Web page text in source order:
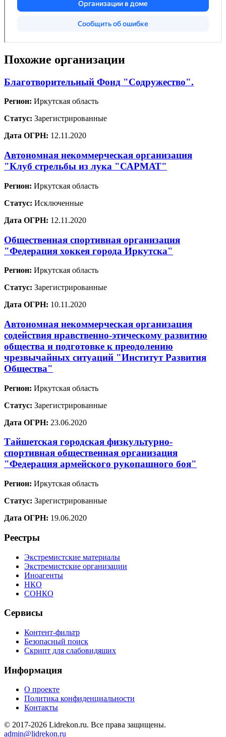
Похожие организации
Благотворительный Фонд "Содружество".
Регион: Иркутская область
Статус: Зарегистрированные
Дата ОГРН: 12.11.2020
Автономная некоммерческая организация
"Клуб стрельбы из лука "САРМАТ"
Регион: Иркутская область
Статус: Исключенные
Дата ОГРН: 12.11.2020
Общественная спортивная организация
"Федерация хоккея города Иркутска"
Регион: Иркутская область
Статус: Зарегистрированные
Дата ОГРН: 10.11.2020
Автономная некоммерческая организация
содействия нравственно-этическому развитию
общества и подготовке к преодолению
чрезвычайных ситуаций "Институт Развития
Общества"
Регион: Иркутская область
Статус: Зарегистрированные
Дата ОГРН: 23.06.2020
Тайшетская городская физкультурно-
спортивная общественная организация
"Федерация армейского рукопашного боя"
Регион: Иркутская область
Статус: Зарегистрированные
Дата ОГРН: 19.06.2020
Реестры
Экстремистские материалы
Экстремистские организации
Иноагенты
НКО
СОНКО
Сервисы
Контент-фильтр
Безопасный поиск
Скрипт для слабовидящих
Информация
О проекте
Политика конфиденциальности
Контакты
© 2017-2026 Lidrekon.ru. Все права защищены.
admin@lidrekon.ru